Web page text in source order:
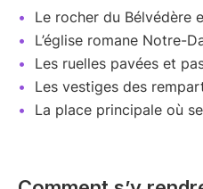
Le rocher du Bélvédère
L’église romane Notre-
Les ruelles pavées et
Les vestiges des
La place principale où